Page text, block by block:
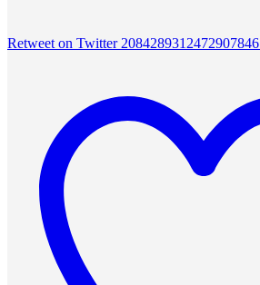
Retweet on Twitter 2084289312472907846